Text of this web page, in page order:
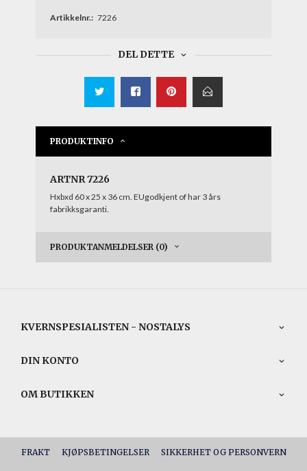
Artikkelnr.: 7226
DEL DETTE
PRODUKTINFO
ARTNR 7226
Hxbxd 60 x 25 x 36 cm. EUgodkjent of har 3 års
fabrikksgaranti.
PRODUKTANMELDELSER (0)
KVERNSPESIALISTEN - NOSTALYS
DIN KONTO
OM BUTIKKEN
FRAKT KJØPSBETINGELSER SIKKERHET OG PERSONVERN